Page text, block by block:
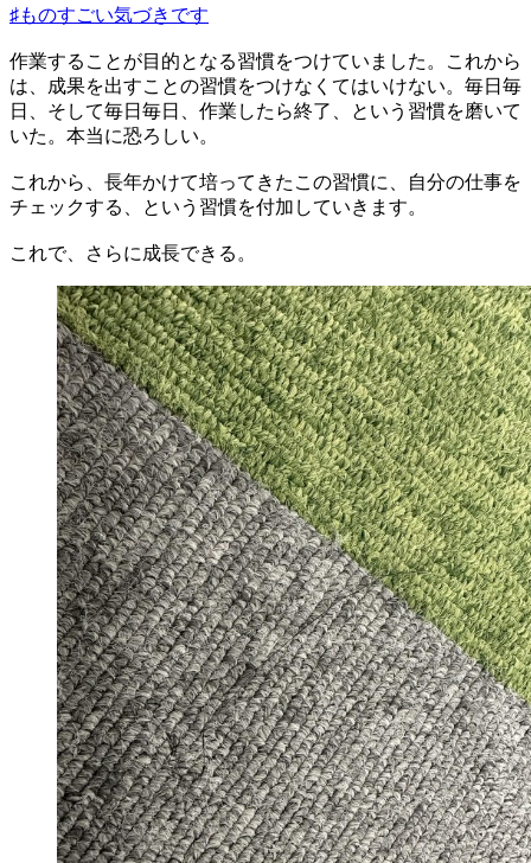
♯ものすごい気づきです
作業することが目的となる習慣をつけていました。これから
は、成果を出すことの習慣をつけなくてはいけない。毎日毎
日、そして毎日毎日、作業したら終了、という習慣を磨いて
いた。本当に恐ろしい。
これから、長年かけて培ってきたこの習慣に、自分の仕事を
チェックする、という習慣を付加していきます。
これで、さらに成長できる。